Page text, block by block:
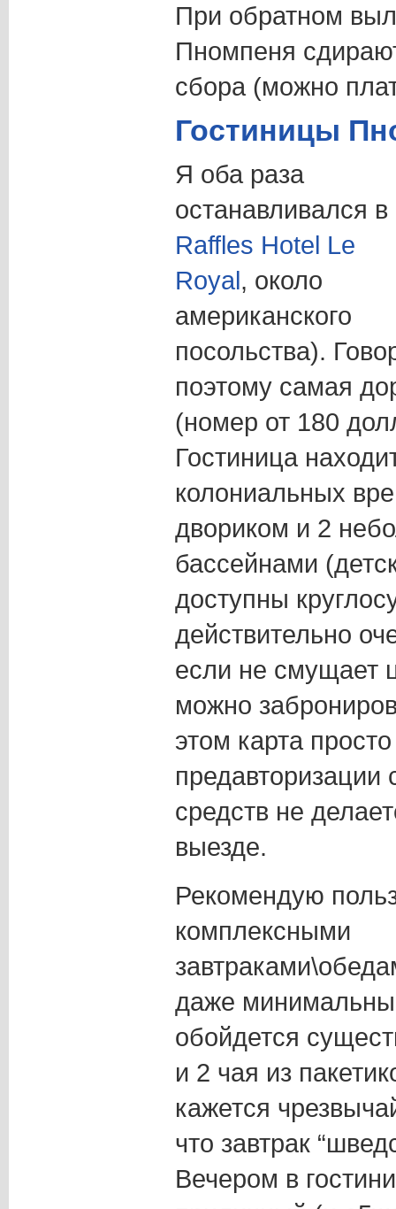
При обратном
Пномпеня
сбора (можно
Гостиницы
Я оба раза
останавливался в
Raffles Hotel Le
Royal, около
американского
посольства).
поэтому самая
(номер от 180
Гостиница
колониальных
двориком и 2
бассейнами
доступны
действительно
если не смущает
можно
этом карта
предавторизации
средств не
выезде.
Рекомендую
комплексными
даже
обойдется
и 2 чая из
кажется
что завтрак
Вечером в